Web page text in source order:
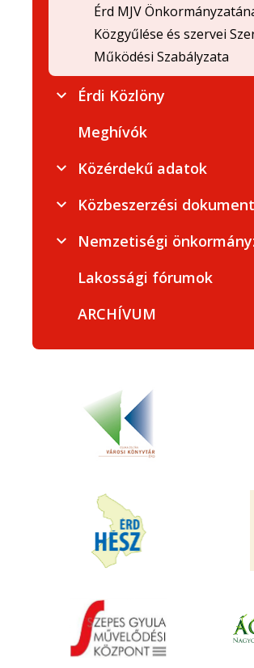
Érd MJV
Közgyűlése és szervei
Működési Szabályzata
Érdi Közlöny
Meghívók
Közérdekű adatok
Közbeszerzési
Nemzetiségi
Lakossági fórumok
ARCHÍVUM